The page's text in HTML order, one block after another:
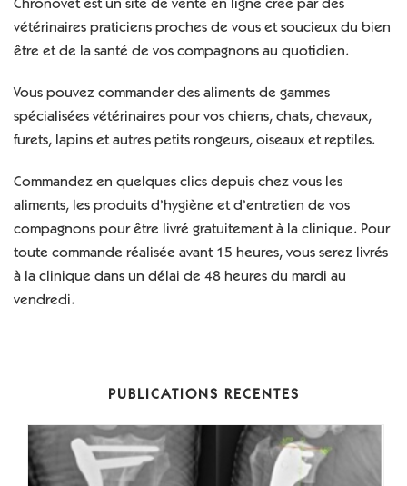
Chronovet est un site de vente en ligne créé par des
vétérinaires praticiens proches de vous et soucieux du bien
être et de la santé de vos compagnons au quotidien.
Vous pouvez commander des aliments de gammes
spécialisées vétérinaires pour vos chiens, chats, chevaux,
furets, lapins et autres petits rongeurs, oiseaux et reptiles.
Commandez en quelques clics depuis chez vous les
aliments, les produits d’hygiène et d’entretien de vos
compagnons pour être livré gratuitement à la clinique. Pour
toute commande réalisée avant 15 heures, vous serez livrés
à la clinique dans un délai de 48 heures du mardi au
vendredi.
PUBLICATIONS RECENTES